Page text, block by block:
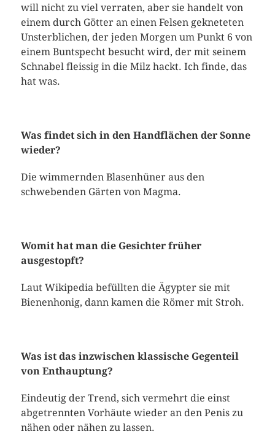
will nicht zu viel verraten, aber sie handelt von
einem durch Götter an einen Felsen gekneteten
Unsterblichen, der jeden Morgen um Punkt 6 von
einem Buntspecht besucht wird, der mit seinem
Schnabel fleissig in die Milz hackt. Ich finde, das
hat was.
Was findet sich in den Handflächen der Sonne
wieder?
Die wimmernden Blasenhüner aus den
schwebenden Gärten von Magma.
Womit hat man die Gesichter früher
ausgestopft?
Laut Wikipedia befüllten die Ägypter sie mit
Bienenhonig, dann kamen die Römer mit Stroh.
Was ist das inzwischen klassische Gegenteil
von Enthauptung?
Eindeutig der Trend, sich vermehrt die einst
abgetrennten Vorhäute wieder an den Penis zu
nähen oder nähen zu lassen.